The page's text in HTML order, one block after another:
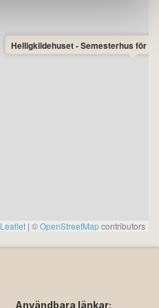
Helligkildehuset - Semesterhus för 6
Leaflet | ©OpenStreetMapcontributors
Användbara länkar: